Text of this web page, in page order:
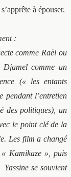
à épouser.
:
comme Raël ou
comme un
(« les entants
pendant l’entretien
des politiques), un
le point clé de la
Les film a changé
Kamikaze », puis
Yassine se souvient